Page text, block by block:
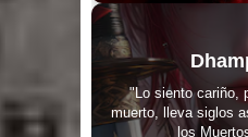
"Lo siento cariño,
muerto, lleva siglos
los